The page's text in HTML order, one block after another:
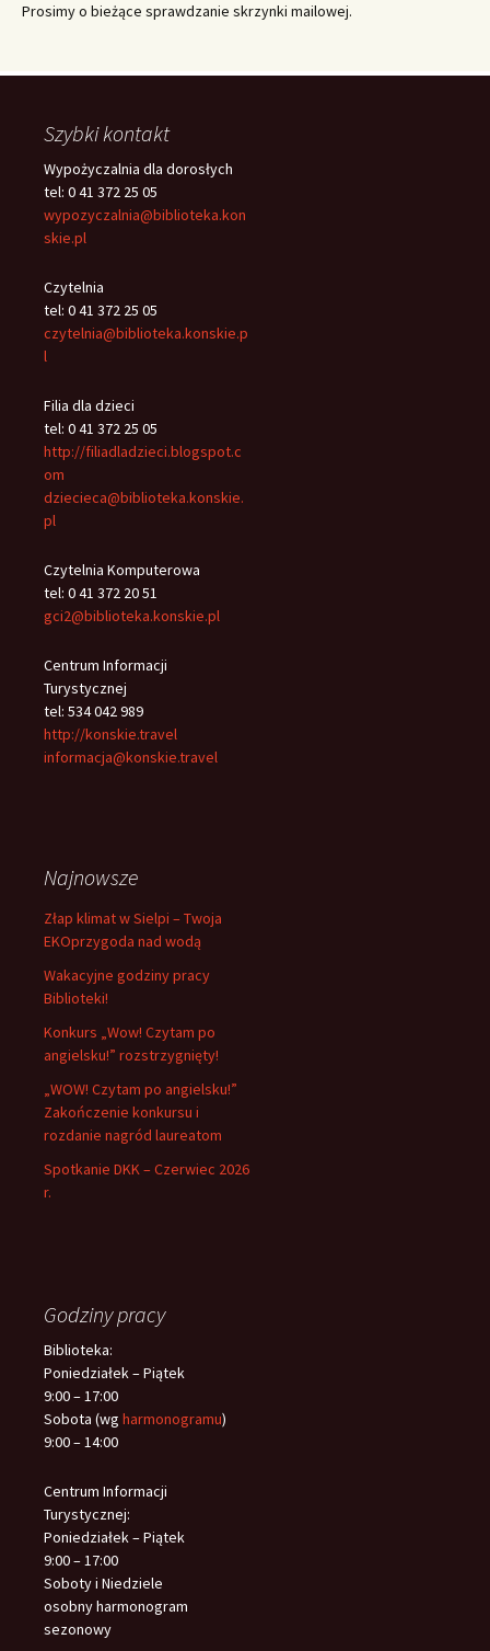
Prosimy o bieżące sprawdzanie skrzynki mailowej.
Szybki kontakt
Wypożyczalnia dla dorosłych
tel: 0 41 372 25 05
wypozyczalnia@biblioteka.kon
skie.pl
Czytelnia
tel: 0 41 372 25 05
czytelnia@biblioteka.konskie.p
l
Filia dla dzieci
tel: 0 41 372 25 05
http://filiadladzieci.blogspot.c
om
dziecieca@biblioteka.konskie.
pl
Czytelnia Komputerowa
tel: 0 41 372 20 51
gci2@biblioteka.konskie.pl
Centrum Informacji
Turystycznej
tel: 534 042 989
http://konskie.travel
informacja@konskie.travel
Najnowsze
Złap klimat w Sielpi – Twoja
EKOprzygoda nad wodą
Wakacyjne godziny pracy
Biblioteki!
Konkurs „Wow! Czytam po
angielsku!” rozstrzygnięty!
„WOW! Czytam po angielsku!”
Zakończenie konkursu i
rozdanie nagród laureatom
Spotkanie DKK – Czerwiec 2026
r.
Godziny pracy
Biblioteka:
Poniedziałek – Piątek
9:00 – 17:00
Sobota (wg harmonogramu)
9:00 – 14:00
Centrum Informacji
Turystycznej:
Poniedziałek – Piątek
9:00 – 17:00
Soboty i Niedziele
osobny harmonogram
sezonowy